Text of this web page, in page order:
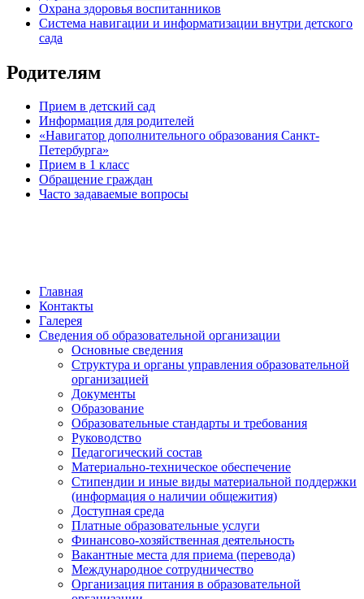
Охрана здоровья воспитанников
Система навигации и информатизации внутри детского
сада
Родителям
Прием в детский сад
Информация для родителей
«Навигатор дополнительного образования Санкт-
Петербурга»
Прием в 1 класс
Обращение граждан
Часто задаваемые вопросы
Главная
Контакты
Галерея
Сведения об образовательной организации
Основные сведения
Структура и органы управления образовательной
организацией
Документы
Образование
Образовательные стандарты и требования
Руководство
Педагогический состав
Материально-техническое обеспечение
Стипендии и иные виды материальной поддержки
(информация о наличии общежития)
Доступная среда
Платные образовательные услуги
Финансово-хозяйственная деятельность
Вакантные места для приема (перевода)
Международное сотрудничество
Организация питания в образовательной